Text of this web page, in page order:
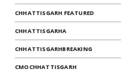
CHHATTISGARH FEATURED
CHHATTISGARHA
CHHATTISGARHBREAKING
CMOCHHATTISGARH